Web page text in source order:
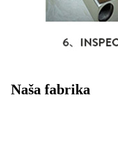
Naša fabrika